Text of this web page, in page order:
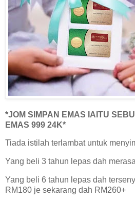
*JOM SIMPAN EMAS IAITU
EMAS 999 24K*
Tiada istilah terlambat untuk
Yang beli 3 tahun lepas dah
Yang beli 6 tahun lepas dah
RM180 je sekarang dah RM260+